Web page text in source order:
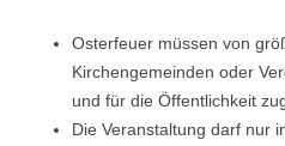
Osterfeuer müssen von
Kirchengemeinden oder
und für die Öffentlichkeit
Die Veranstaltung darf nur